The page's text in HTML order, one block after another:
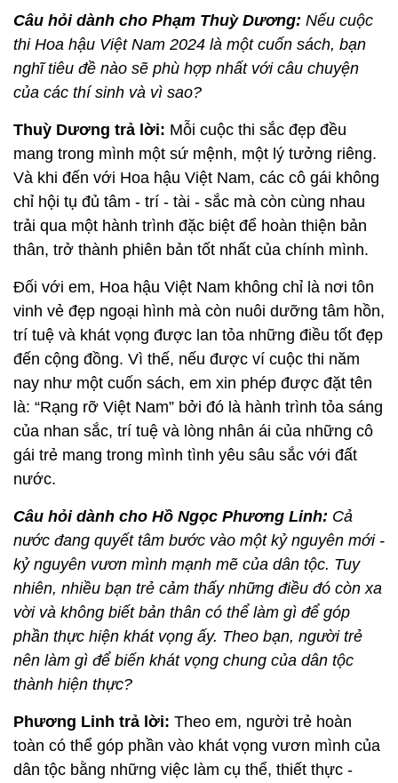
Câu hỏi dành cho Phạm Thuỳ Dương: Nếu cuộc
thi Hoa hậu Việt Nam 2024 là một cuốn sách, bạn
nghĩ tiêu đề nào sẽ phù hợp nhất với câu chuyện
của các thí sinh và vì sao?
Thuỳ Dương trả lời: Mỗi cuộc thi sắc đẹp đều
mang trong mình một sứ mệnh, một lý tưởng riêng.
Và khi đến với Hoa hậu Việt Nam, các cô gái không
chỉ hội tụ đủ tâm - trí - tài - sắc mà còn cùng nhau
trải qua một hành trình đặc biệt để hoàn thiện bản
thân, trở thành phiên bản tốt nhất của chính mình.
Đối với em, Hoa hậu Việt Nam không chỉ là nơi tôn
vinh vẻ đẹp ngoại hình mà còn nuôi dưỡng tâm hồn,
trí tuệ và khát vọng được lan tỏa những điều tốt đẹp
đến cộng đồng. Vì thế, nếu được ví cuộc thi năm
nay như một cuốn sách, em xin phép được đặt tên
là: “Rạng rỡ Việt Nam” bởi đó là hành trình tỏa sáng
của nhan sắc, trí tuệ và lòng nhân ái của những cô
gái trẻ mang trong mình tình yêu sâu sắc với đất
nước.
Câu hỏi dành cho Hồ Ngọc Phương Linh: Cả
nước đang quyết tâm bước vào một kỷ nguyên mới -
kỷ nguyên vươn mình mạnh mẽ của dân tộc. Tuy
nhiên, nhiều bạn trẻ cảm thấy những điều đó còn xa
vời và không biết bản thân có thể làm gì để góp
phần thực hiện khát vọng ấy. Theo bạn, người trẻ
nên làm gì để biến khát vọng chung của dân tộc
thành hiện thực?
Phương Linh trả lời: Theo em, người trẻ hoàn
toàn có thể góp phần vào khát vọng vươn mình của
dân tộc bằng những việc làm cụ thể, thiết thực -